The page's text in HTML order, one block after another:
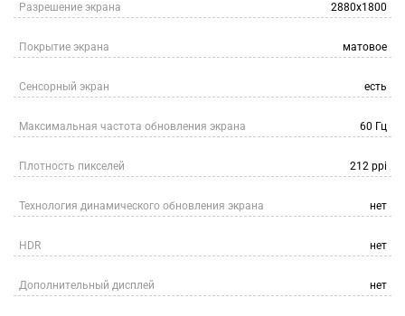
Разрешение экрана 2880x1800
Покрытие экрана матовое
Сенсорный экран есть
Максимальная частота обновления экрана 60 Гц
Плотность пикселей 212 ppi
Технология динамического обновления экрана нет
HDR нет
Дополнительный дисплей нет